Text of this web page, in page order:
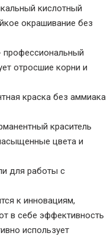
кислотный
окрашивание без
профессиональный
отросшие корни и
краска без аммиака
краситель
цвета и
для работы с
к инновациям,
в себе эффективность
использует